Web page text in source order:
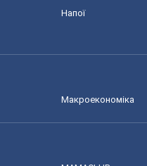
Напої
Макроекономіка